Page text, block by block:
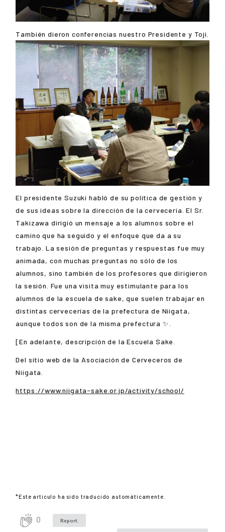
También dieron conferencias nuestro Presidente y Toji.
El presidente Suzuki habló de su política de gestión y
de sus ideas sobre la dirección de la cervecería. El Sr.
Takizawa dirigió un mensaje a los alumnos sobre el
camino que ha seguido y el enfoque que da a su
trabajo. La sesión de preguntas y respuestas fue muy
animada, con muchas preguntas no sólo de los
alumnos, sino también de los profesores que dirigieron
la sesión. Fue una visita muy estimulante para los
alumnos de la escuela de sake, que suelen trabajar en
distintas cervecerías de la prefectura de Niigata,
aunque todos son de la misma prefectura ✨.
[En adelante, descripción de la Escuela Sake.
Del sitio web de la Asociación de Cerveceros de
Niigata.
https://www.niigata-sake.or.jp/activity/school/
*Este artículo ha sido traducido automáticamente.
0 Report.